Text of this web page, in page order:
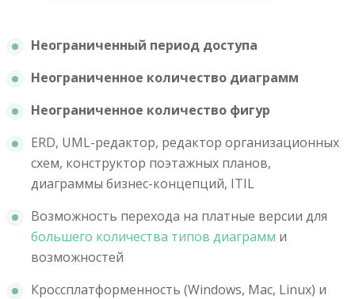
Неограниченный период доступа
Неограниченное количество диаграмм
Неограниченное количество фигур
ERD, UML-редактор, редактор организационных
схем, конструктор поэтажных планов,
диаграммы бизнес-концепций, ITIL
Возможность перехода на платные версии для
большего количества типов диаграмм и
возможностей
Кроссплатформенность (Windows, Mac, Linux) и